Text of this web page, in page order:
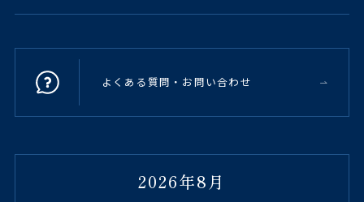
よくある質問・お問い合わせ
2026年8月